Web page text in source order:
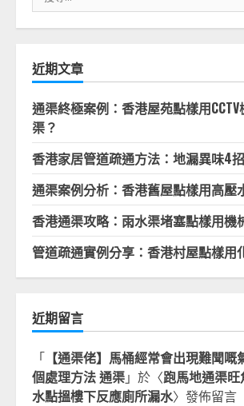
尋
關
字:
近期文章
通渠終極案例：香港屋苑點樣用
渠？
香港家居管道疏通方法：地漏異味4
通渠案例分析：香港舊屋點樣用高壓
香港通渠攻略：雨水渠堵塞點樣用機
管道疏通實例分享：香港村屋點樣用
近期留言
「 【通渠佬】馬桶經常會出現難聞
個處理方法 通渠」於〈跑馬地通渠
水點搵樓下反應廁所漏水〉發佈留言